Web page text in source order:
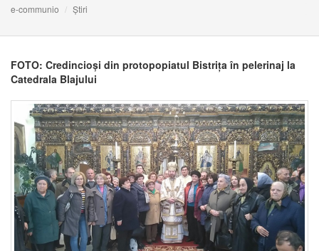
e-communio Știri
FOTO: Credincioși din protopopiatul Bistrița în pelerinaj la
Catedrala Blajului